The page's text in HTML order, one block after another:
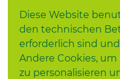
Diese Website
den technischen
erforderlich sind
Andere Cookies,
zu personalisieren